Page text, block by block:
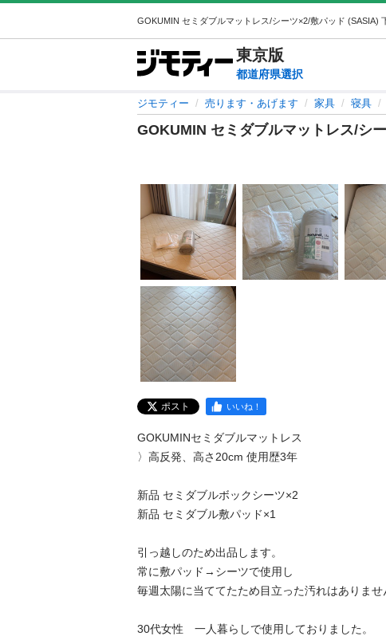
東京版
都道府県選択
ジモティー 売ります・あげます 家具 寝具
GOKUMIN セミダブルマットレス/シ
ポスト いいね！
GOKUMINセミダブルマットレス
〉高反発、高さ20cm 使用歴3年
新品 セミダブルボックシーツ×2
新品 セミダブル敷パッド×1
引っ越しのため出品します。
常に敷パッド→シーツで使用し
毎週太陽に当ててたため目立った汚れはありませ
30代女性　一人暮らしで使用しておりました。